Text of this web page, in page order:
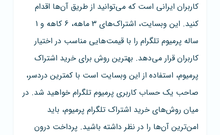
کاربران ایرانی است که می‌توانید از طریق آن‌ها اقدام
کنید. این وبسایت، اشتراک‌های 3 ماهه، 6 کاهه و 1
ساله پرمیوم تلگرام را با قیمت‌هایی مناسب در اختیار
کاربران قرار می‌دهد. بهترین روش برای خرید اشتراک
پرمیوم، استفاده از این وبسایت است با کمترین دردسر،
صاحب یک حساب کاربری پرمیوم تلگرام خواهید شد. در
میان روش‌های خرید اشتراک تلگرام پرمیوم، باید
امن‌ترین آن‌ها را در نظر داشته باشید. پرداخت درون